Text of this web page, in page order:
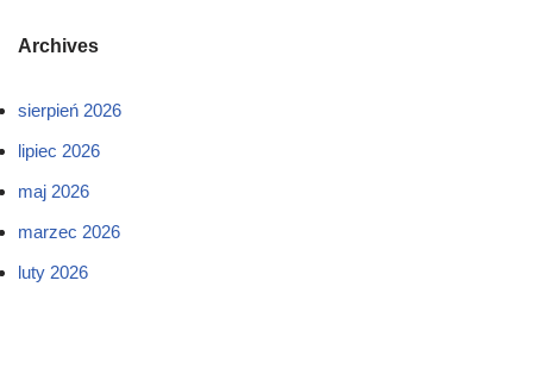
Archives
sierpień 2026
lipiec 2026
maj 2026
marzec 2026
luty 2026